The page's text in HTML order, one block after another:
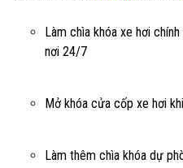
Làm chìa khóa xe hơi
nơi 24/7
Mở khóa cửa cốp xe hơi
Làm thêm chìa khóa dự